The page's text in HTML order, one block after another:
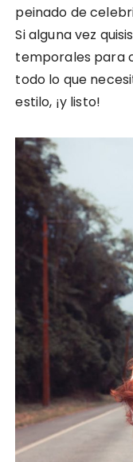
peinado de
Si alguna vez
temporales para
todo lo que
estilo, ¡y listo!